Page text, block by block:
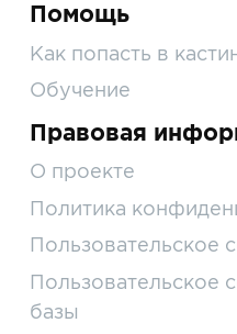
Помощь
Как попасть в
Обучение
Правовая
О проекте
Политика
Пользовательское
Пользовательское
базы